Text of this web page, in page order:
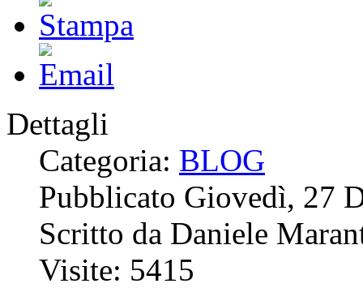
Dettagli
Categoria: BLOG
Pubblicato Giovedì, 27
Scritto da Daniele
Visite: 5415